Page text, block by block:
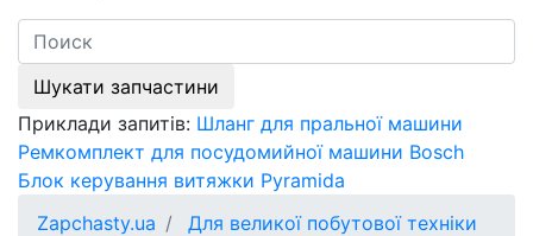
Шукати запчастини
Приклади запитів: Шланг для пральної машини
Ремкомплект для посудомийної машини Bosch
Блок керування витяжки Pyramida
Zapchasty.ua
Для великої побутової техніки